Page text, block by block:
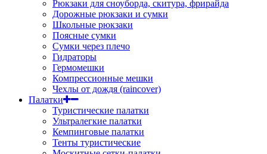
Рюкзаки для сноуборда, скитура, фрирайда
Дорожные рюкзаки и сумки
Школьные рюкзаки
Поясные сумки
Сумки через плечо
Гидраторы
Гермомешки
Компрессионные мешки
Чехлы от дождя (raincover)
Палатки
Туристические палатки
Ультралегкие палатки
Кемпинговые палатки
Тенты туристические